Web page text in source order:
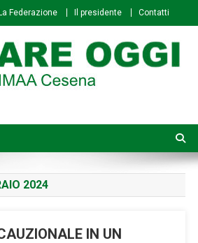
La Federazione Il presidente Contatti
2024
IN UN